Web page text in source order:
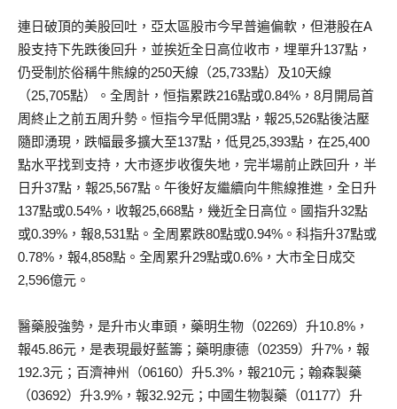
連日破頂的美股回吐，亞太區股市今早普遍偏軟，但港股在A
股支持下先跌後回升，並挨近全日高位收市，埋單升137點，
仍受制於俗稱牛熊線的250天線（25,733點）及10天線
（25,705點）。全周計，恒指累跌216點或0.84%，8月開局首
周終止之前五周升勢。恒指今早低開3點，報25,526點後沽壓
隨即湧現，跌幅最多擴大至137點，低見25,393點，在25,400
點水平找到支持，大市逐步收復失地，完半場前止跌回升，半
日升37點，報25,567點。午後好友繼續向牛熊線推進，全日升
137點或0.54%，收報25,668點，幾近全日高位。國指升32點
或0.39%，報8,531點。全周累跌80點或0.94%。科指升37點或
0.78%，報4,858點。全周累升29點或0.6%，大市全日成交
2,596億元。
醫藥股強勢，是升市火車頭，藥明生物（02269）升10.8%，
報45.86元，是表現最好藍籌；藥明康德（02359）升7%，報
192.3元；百濟神州（06160）升5.3%，報210元；翰森製藥
（03692）升3.9%，報32.92元；中國生物製藥（01177）升